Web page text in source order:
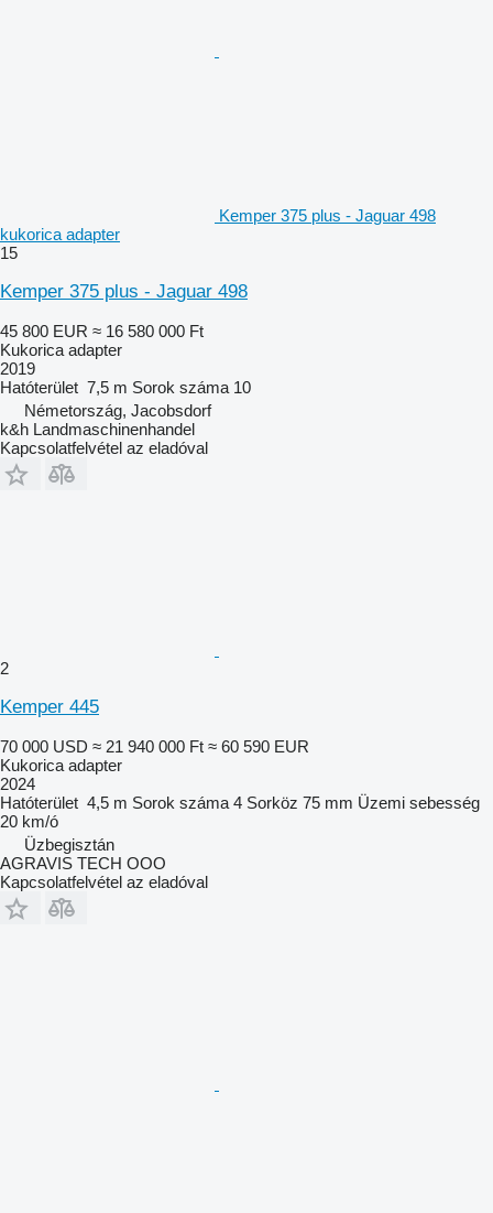
Kemper 375 plus - Jaguar 498
kukorica adapter
15
Kemper 375 plus - Jaguar 498
45 800 EUR ≈ 16 580 000 Ft
Kukorica adapter
2019
Hatóterület 7,5 m Sorok száma 10
Németország, Jacobsdorf
k&h Landmaschinenhandel
Kapcsolatfelvétel az eladóval
2
Kemper 445
70 000 USD ≈ 21 940 000 Ft ≈ 60 590 EUR
Kukorica adapter
2024
Hatóterület 4,5 m Sorok száma 4 Sorköz 75 mm Üzemi sebesség
20 km/ó
Üzbegisztán
AGRAVIS TECH OOO
Kapcsolatfelvétel az eladóval